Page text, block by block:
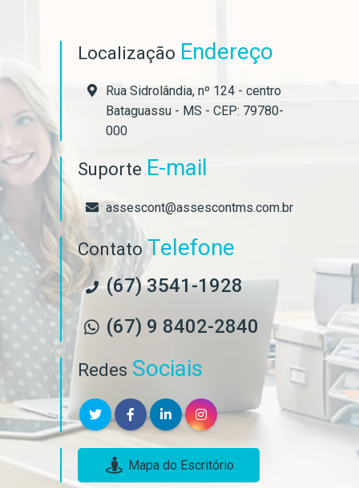
Localização Endereço
Rua Sidrolândia, nº 124 - centro
Bataguassu - MS - CEP: 79780-
000
Suporte E-mail
assescont@assescontms.com.br
Contato Telefone
(67) 3541-1928
(67) 9 8402-2840
Redes Sociais
Mapa do Escritório